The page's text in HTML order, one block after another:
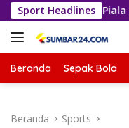
Langsung
ke
konten
Sport Headlines
Final Piala Dunia 2026
Beranda Sepak Bola
Beranda Sports